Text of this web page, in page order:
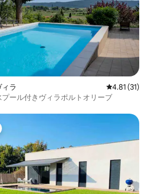
ラ レビュー31
4.81 (31)
ール付きヴィラポルトオリーブ